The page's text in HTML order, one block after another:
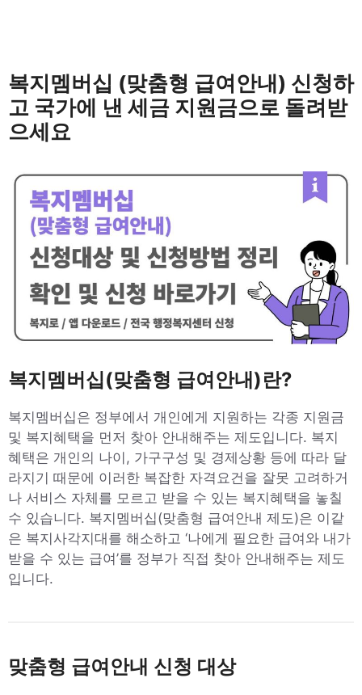
복지멤버십 (맞춤형 급여안내) 신청하
고 국가에 낸 세금 지원금으로 돌려받
으세요
복지멤버십(맞춤형 급여안내)란?
복지멤버십은 정부에서 개인에게 지원하는 각종 지원금
및 복지혜택을 먼저 찾아 안내해주는 제도입니다. 복지
혜택은 개인의 나이, 가구구성 및 경제상황 등에 따라 달
라지기 때문에 이러한 복잡한 자격요건을 잘못 고려하거
나 서비스 자체를 모르고 받을 수 있는 복지혜택을 놓칠
수 있습니다. 복지멤버십(맞춤형 급여안내 제도)은 이같
은 복지사각지대를 해소하고 ‘나에게 필요한 급여와 내가
받을 수 있는 급여’를 정부가 직접 찾아 안내해주는 제도
입니다.
맞춤형 급여안내 신청 대상